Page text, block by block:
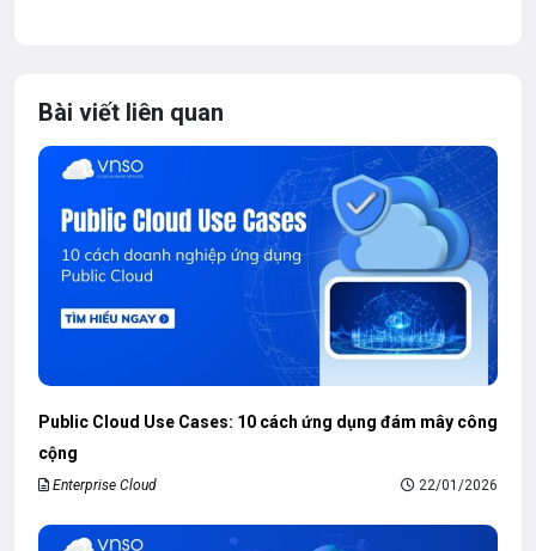
Bài viết liên quan
Public Cloud Use Cases: 10 cách ứng dụng đám mây công
cộng
Enterprise Cloud 22/01/2026